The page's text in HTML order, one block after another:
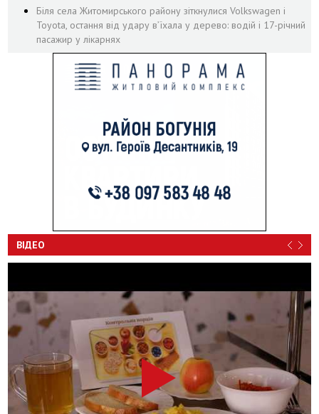
Біля села Житомирського району зіткнулися Volkswagen і
Toyota, остання від удару вʼїхала у дерево: водій і 17-річний
пасажир у лікарнях
ВІДЕО